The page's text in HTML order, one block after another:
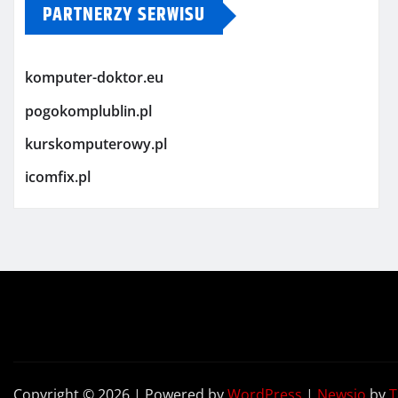
PARTNERZY SERWISU
komputer-doktor.eu
pogokomplublin.pl
kurskomputerowy.pl
icomfix.pl